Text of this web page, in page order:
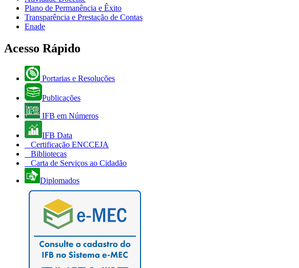
Plano de Permanência e Êxito
Transparência e Prestação de Contas
Enade
Acesso Rápido
Portarias e Resoluções
Publicações
IFB em Números
IFB Data
Certificação ENCCEJA
Bibliotecas
Carta de Serviços ao Cidadão
Diplomados